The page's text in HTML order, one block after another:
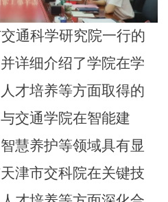
通科学研究院一行的
详细介绍了学院在学
才培养等方面取得的
交通学院在智能建
慧养护等领域具有显
津市交科院在关键技